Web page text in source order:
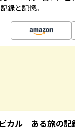
録と記憶。
カル ある旅の